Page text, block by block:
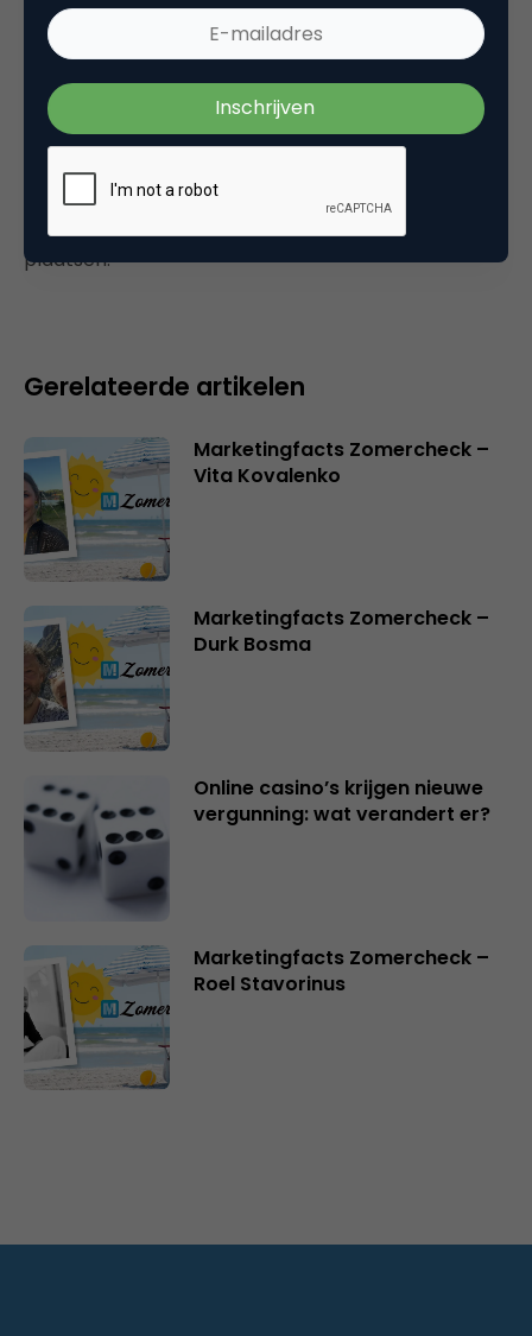
25 oktober 2004 om 11:06
Plaats reactie
plaatsen.
Gerelateerde artikelen
Marketingfacts Zomercheck –
Vita Kovalenko
Marketingfacts Zomercheck –
Durk Bosma
Online casino’s krijgen nieuwe
vergunning: wat verandert er?
Marketingfacts Zomercheck –
Roel Stavorinus